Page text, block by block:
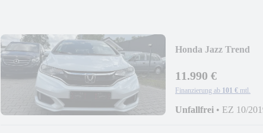
Honda Jazz Trend
11.990 €
Finanzierung ab 101 € mtl.
Unfallfrei • EZ 10/